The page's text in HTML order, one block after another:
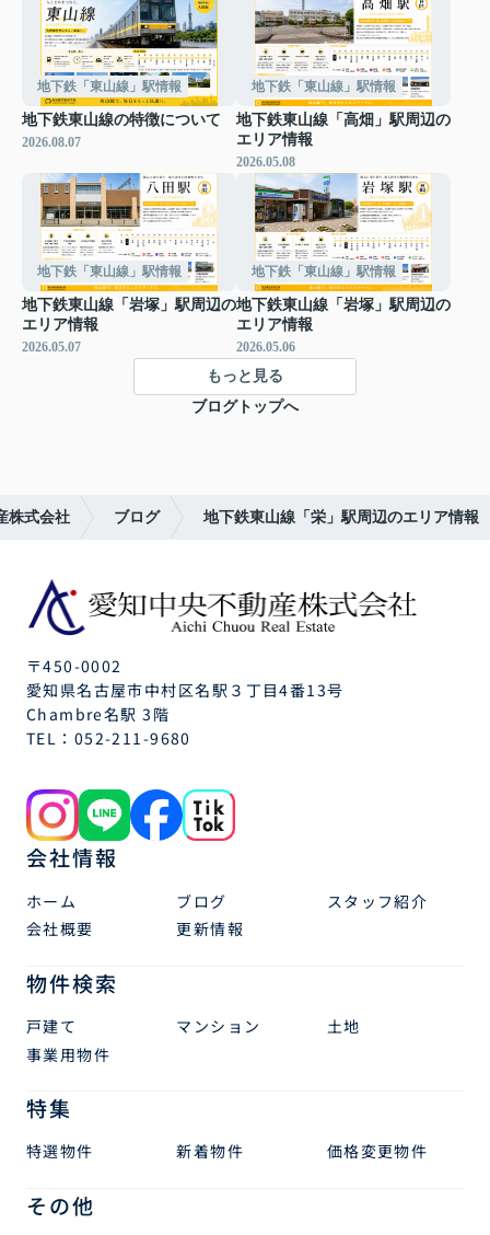
地下鉄「東山線」駅情報
地下鉄東山線の特徴について
2026.08.07
地下鉄「東山線」駅情報
地下鉄東山線「高畑」駅周辺の
エリア情報
2026.05.08
地下鉄「東山線」駅情報
地下鉄東山線「岩塚」駅周辺の
エリア情報
2026.05.07
地下鉄「東山線」駅情報
地下鉄東山線「岩塚」駅周辺の
エリア情報
2026.05.06
もっと見る
ブログトップへ
株式会社 ブログ 地下鉄東山線「栄」駅周辺のエリア情報
〒450-0002
愛知県名古屋市中村区名駅３丁目4番13号
Chambre名駅 3階
TEL： 052-211-9680
会社情報
ホーム ブログ
スタッフ紹介
会社概要
更新情報
物件検索
戸建て マンション
土地
事業用物件
特集
特選物件 新着物件 価格変更物件
その他